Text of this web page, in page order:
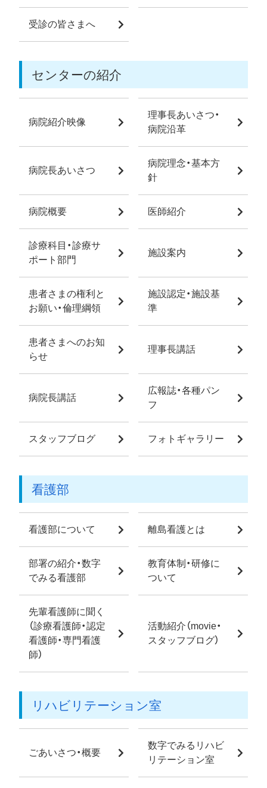
受診の皆さまへ
センターの紹介
病院紹介映像
理事長あいさつ・
病院沿革
病院長あいさつ
病院理念・基本方
針
病院概要 医師紹介
診療科目・診療サ
ポート部門
施設案内
患者さまの権利と
お願い・倫理綱領
施設認定・施設基
準
患者さまへのお知
らせ
理事長講話
病院長講話
広報誌・各種パン
フ
スタッフブログ フォトギャラリー
看護部
看護部について 離島看護とは
部署の紹介・数字
でみる看護部
教育体制・研修に
ついて
先輩看護師に聞く
（診療看護師・認定
看護師・専門看護
師）
活動紹介（movie・
スタッフブログ）
リハビリテーション室
ごあいさつ・概要
数字でみるリハビ
リテーション室